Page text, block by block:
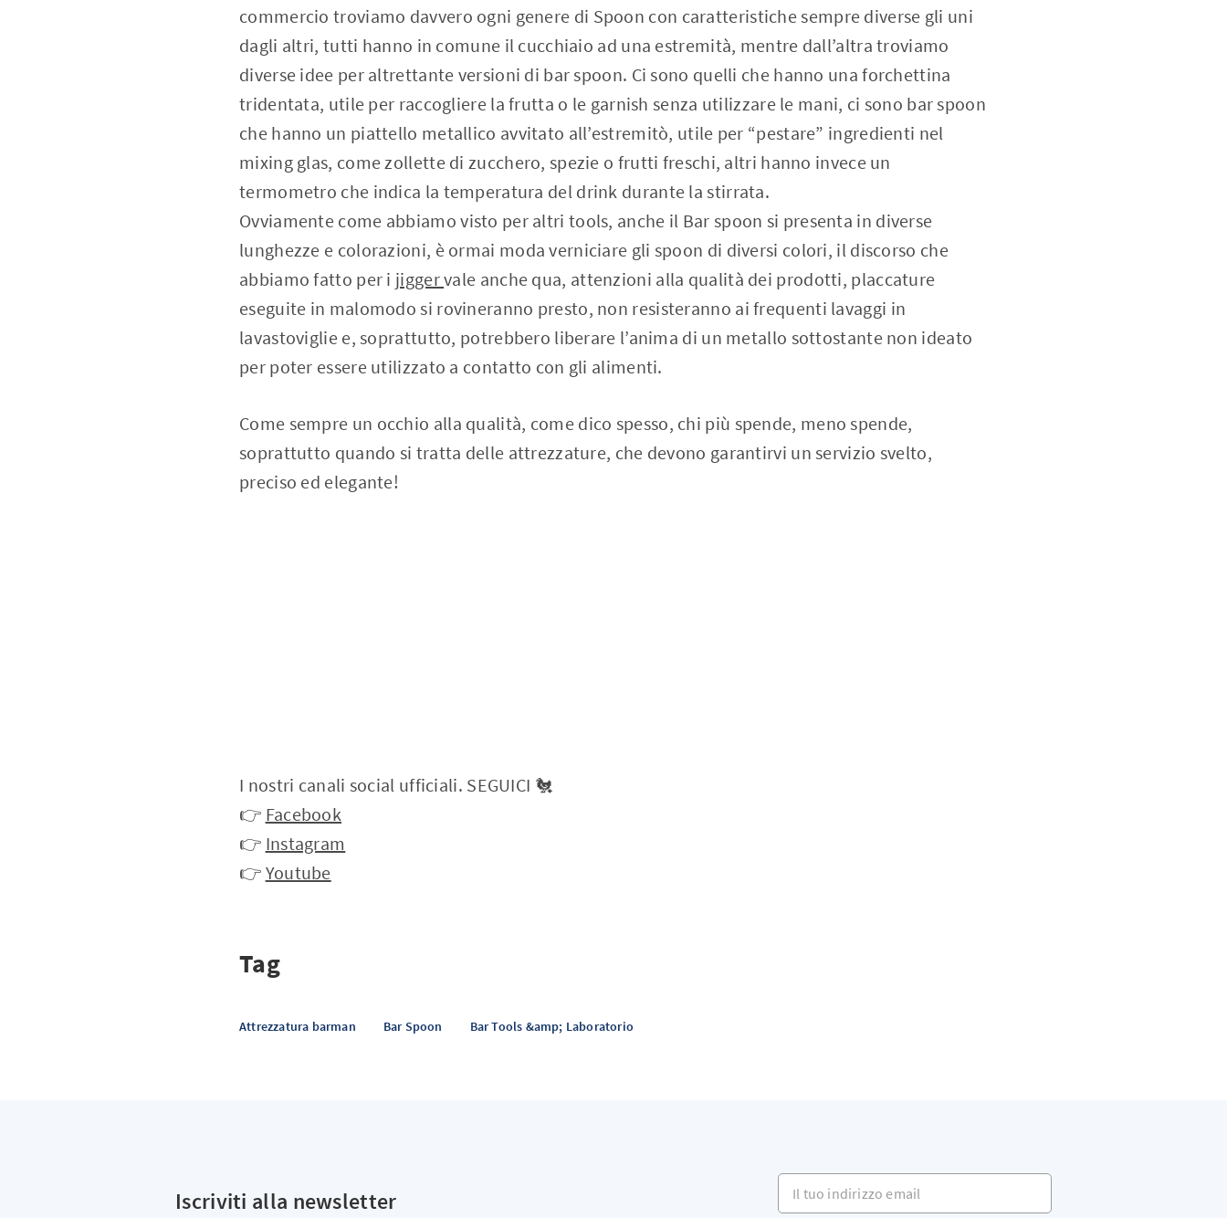
commercio troviamo davvero ogni genere di Spoon con caratteristiche sempre diverse gli uni
dagli altri, tutti hanno in comune il cucchiaio ad una estremità, mentre dall’altra troviamo
diverse idee per altrettante versioni di bar spoon. Ci sono quelli che hanno una forchettina
tridentata, utile per raccogliere la frutta o le garnish senza utilizzare le mani, ci sono bar spoon
che hanno un piattello metallico avvitato all’estremitò, utile per “pestare” ingredienti nel
mixing glas, come zollette di zucchero, spezie o frutti freschi, altri hanno invece un
termometro che indica la temperatura del drink durante la stirrata.
Ovviamente come abbiamo visto per altri tools, anche il Bar spoon si presenta in diverse
lunghezze e colorazioni, è ormai moda verniciare gli spoon di diversi colori, il discorso che
abbiamo fatto per i jiggervale anche qua, attenzioni alla qualità dei prodotti, placcature
eseguite in malomodo si rovineranno presto, non resisteranno ai frequenti lavaggi in
lavastoviglie e, soprattutto, potrebbero liberare l’anima di un metallo sottostante non ideato
per poter essere utilizzato a contatto con gli alimenti.
Come sempre un occhio alla qualità, come dico spesso, chi più spende, meno spende,
soprattutto quando si tratta delle attrezzature, che devono garantirvi un servizio svelto,
preciso ed elegante!
I nostri canali social ufficiali. SEGUICI 🐔
👉 Facebook
👉 Instagram
👉 Youtube
Tag
Attrezzatura barman Bar Spoon Bar Tools &amp; Laboratorio
Iscriviti alla newsletter
Il tuo indirizzo email